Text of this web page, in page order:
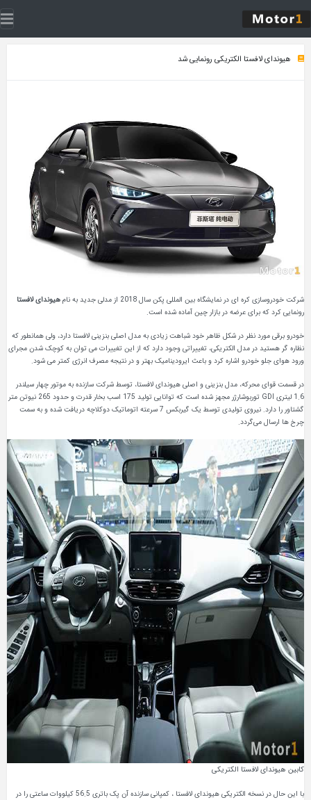
هیوندای لافستا الکتریکی رونمایی شد
شرکت خودروسازی کره ای در نمایشگاه بین المللی پکن سال 2018 از مدلی جدید به نام
هیوندای لافستا
رونمایی کرد که برای عرضه در بازار چین آماده شده است.
خودرو برقی مورد نظر در شکل ظاهر خود شباهت زیادی به مدل اصلی بنزینی لافستا دارد، ولی همانطور که
نظاره گر هستید در مدل الکتریکی، تغییراتی وجود دارد که از این تغییرات می توان به کوچک شدن مجرای
ورود هوای جلو خودرو اشاره کرد و باعث ایرودینامیک بهتر و در نتیجه مصرف انرژی کمتر می شود.
در قسمت قوای محرکه، مدل بنزینی و اصلی هیوندای لافستا، توسط شرکت سازنده به موتور چهار سیلندر
1.6 لیتری GDI توربوشارژر مجهز شده است که توانایی تولید 175 اسب بخار قدرت و حدود 265 نیوتن متر
گشتاور را دارد. نیروی تولیدی توسط یک گیربکس 7 سرعته اتوماتیک دوکلاچه دریافت شده و به سمت
چرخ ها ارسال می‌گردد.
کابین هیوندای لافستا الکتریکی
با این حال در نسخه الکتریکی هیوندای لافستا ، کمپانی سازنده آن پک باتری 56.5 کیلووات ساعتی را در